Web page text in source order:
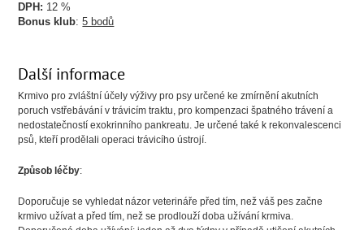
DPH: 12 %
Bonus klub:5 bodů
Další informace
Krmivo pro zvláštní účely výživy pro psy určené ke zmírnění akutních
poruch vstřebávání v trávicím traktu, pro kompenzaci špatného trávení a
nedostatečností exokrinního pankreatu. Je určené také k rekonvalescenci
psů, kteří prodělali operaci trávicího ústrojí.
Způsob léčby:
Doporučuje se vyhledat názor veterináře před tím, než váš pes začne
krmivo užívat a před tím, než se prodlouží doba užívání krmiva.